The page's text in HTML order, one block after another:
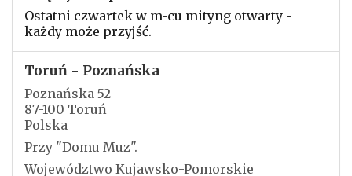
Ostatni czwartek w m-cu mityng otwarty -
każdy może przyjść.
Toruń - Poznańska
Poznańska 52
87-100 Toruń
Polska
Przy "Domu Muz".
Województwo Kujawsko-Pomorskie